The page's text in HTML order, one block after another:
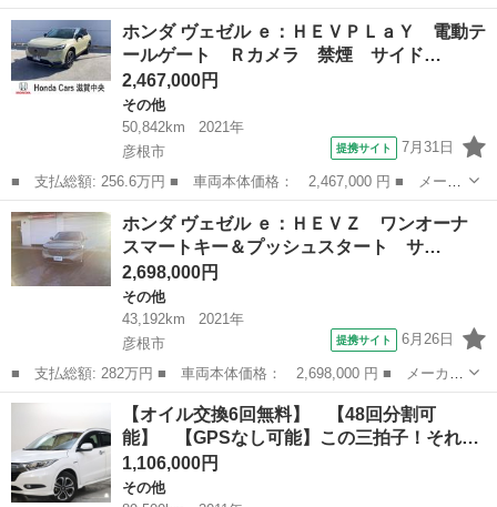
ー名： ホンダ ■ 車種名： プレリュード ■ グレード名： ホン
ダ オン リミテッドエディション Ｂｒｅｍｂｏキャリパー フル
エアロ ...
滋賀 彦根市 その他
ホンダ ヴェゼル ｅ：ＨＥＶＰＬａＹ 電動テ
ールゲート Ｒカメラ 禁煙 サイド…
2,467,000円
その他
50,842km
2021年
彦根市
提携サイト 7月31日
■ 支払総額: 256.6万円 ■ 車両本体価格： 2,467,000 円 ■ メーカ
ー名： ホンダ ■ 車種名： ヴェゼル ■ グレード名： ｅ：ＨＥ
ＶＰＬａＹ 電動テールゲート Ｒカメラ 禁煙 サイドエアバッ
ク グラス...
滋賀 彦根市 その他
ホンダ ヴェゼル ｅ：ＨＥＶＺ ワンオーナ
スマートキー＆プッシュスタート サ…
2,698,000円
その他
43,192km
2021年
彦根市
提携サイト 6月26日
■ 支払総額: 282万円 ■ 車両本体価格： 2,698,000 円 ■ メーカー
名： ホンダ ■ 車種名： ヴェゼル ■ グレード名： ｅ：ＨＥＶ
Ｚ ワンオーナ スマートキー＆プッシュスタート サイドＳＲＳ
イモビ 地...
滋賀 その他
【オイル交換6回無料】 【48回分割可
能】 【GPSなし可能】この三拍子！それ…
1,106,000円
その他